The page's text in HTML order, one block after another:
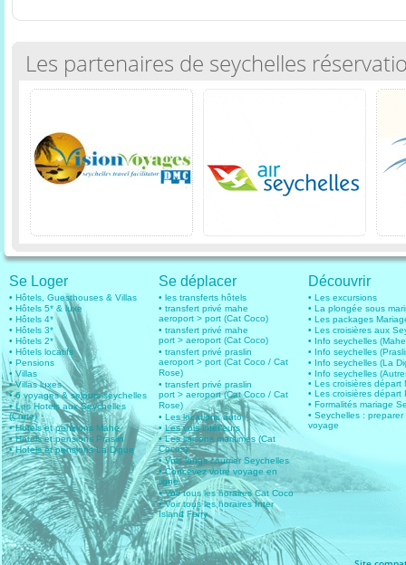
Les partenaires de seychelles
Se Loger
• Hôtels, Guesthouses & Villas
• Hôtels 5* & luxe
• Hôtels 4*
• Hôtels 3*
• Hôtels 2*
• Hôtels locatifs
• Pensions
• Villas
• Villas luxes
• 6 voyages & sejours seychelles
• Les Hotels aux Seychelles
(Carte)
• Hotels et pensions Mahe
• Hotels et pensions Praslin
• Hotels et pensions La Digue
Se déplacer
• les transferts hôtels
• transfert privé mahe
aeroport > port (Cat Coco)
• transfert privé mahe
port > aeroport (Cat Coco)
• transfert privé praslin
aeroport > port (Cat Coco / Cat
Rose)
• transfert privé praslin
port > aeroport (Cat Coco / Cat
Rose)
• Les locations auto
• Les vols intérieurs
• Les liaisons maritimes (Cat
Cocos)
• Vols longs courrier Seychelles
• Concevez votre voyage en
ligne
• Voir tous les horaires Cat Coco
• Voir tous les horaires Inter
Island Ferry
Découvrir
• Les excursions
• La plongée sous
• Les packages
• Les croisières aux
• Info seychelles
• Info seychelles
• Info seychelles (La
• Info seychelles
• Les croisières départ
• Les croisières départ
• Formalités mariage
• Seychelles : preparer
voyage